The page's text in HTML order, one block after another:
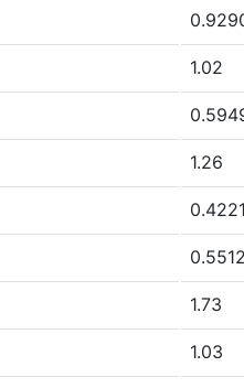
1.02
1.26
0.4221
0.5512
1.73
1.03